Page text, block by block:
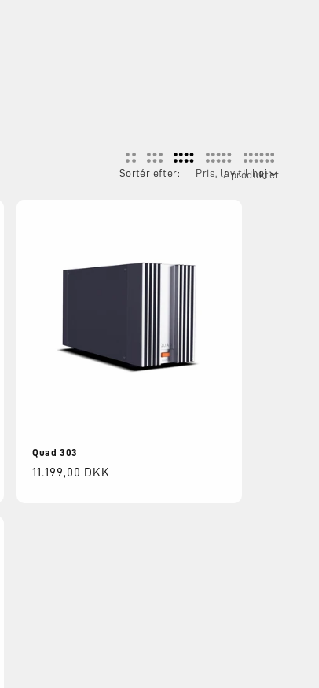
Sortér efter: 7 produkter
Quad 303
Normalpris
11.199,00 DKK